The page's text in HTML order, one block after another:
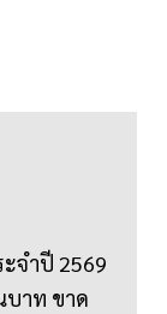
จำปี 2569
บาท ขาด